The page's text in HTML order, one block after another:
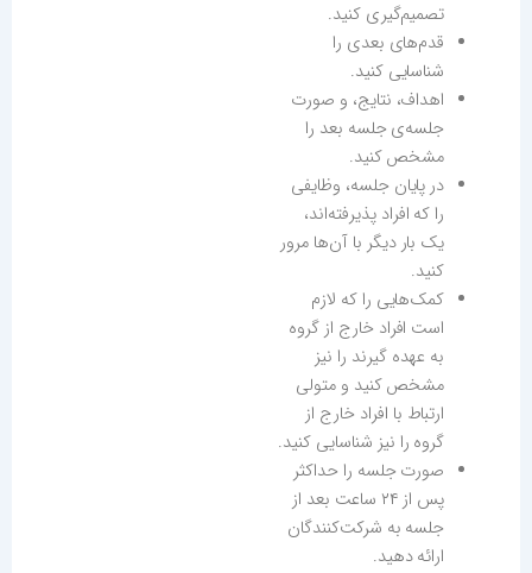
تصمیم‌گیری کنید.
قدم‌های بعدی را
شناسایی کنید.
اهداف، نتایج، و صورت
جلسه‌ی جلسه بعد را
مشخص کنید.
در پایان جلسه، وظایفی
را که افراد پذیرفته‌اند،
یک بار دیگر با آن‌ها مرور
کنید.
کمک‌هایی را که لازم
است افراد خارج از گروه
به عهده گیرند را نیز
مشخص کنید و متولی
ارتباط با افراد خارج از
گروه را نیز شناسایی کنید.
صورت جلسه را حداکثر
پس از ۲۴ ساعت بعد از
جلسه به شرکت‌کنندگان
ارائه دهید.